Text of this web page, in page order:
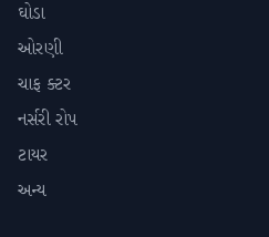
ઘોડા
ઓરણી
ચાફ ક્ટર
નર્સરી રોપ
ટાયર
અન્ય